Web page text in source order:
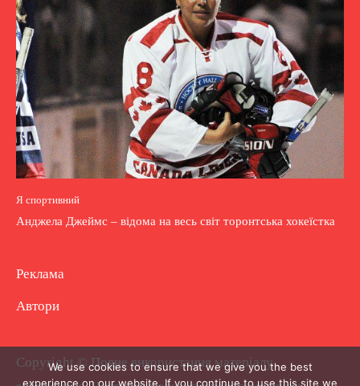
Я спортивний
Анджела Джеймс – відома на весь світ торонтська хокеїстка
Реклама
Автори
Copyright © Повне використання матеріалу
We use cookies to ensure that we give you the best
experience on our website. If you continue to use this site we